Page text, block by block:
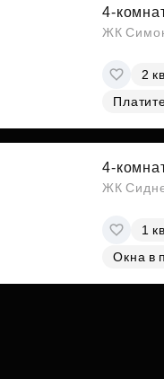
4-
ЖК
2
4-
ЖК
1
Окна в